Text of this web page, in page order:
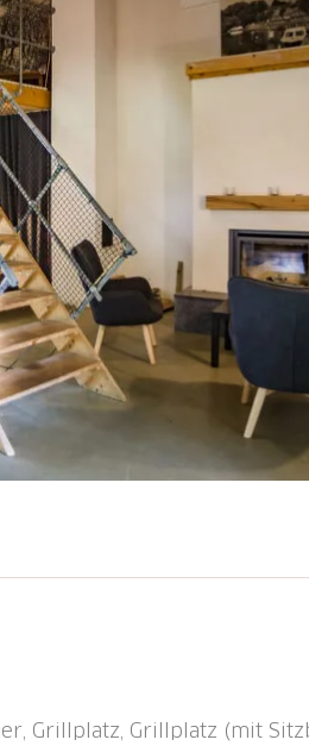
2 km von St-Ursanne
modernen Küche, ein
ein Badezimmer mit
Grillplatz, Grillplatz (mit